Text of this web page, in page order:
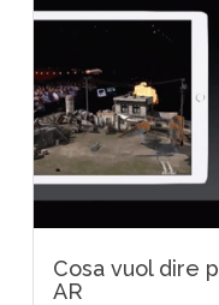
Cosa vuol dire
AR